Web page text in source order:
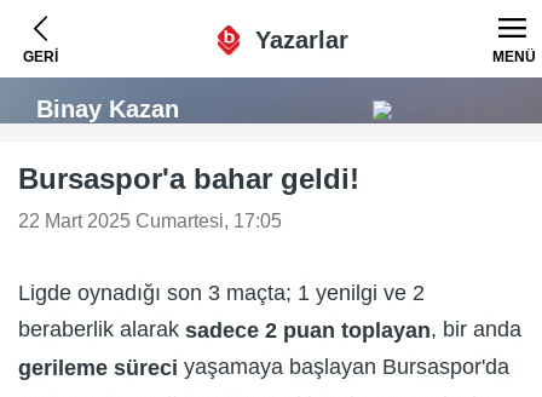
GERİ
Yazarlar
MENÜ
Binay Kazan
Bursaspor'a bahar geldi!
22 Mart 2025 Cumartesi, 17:05
Ligde oynadığı son 3 maçta; 1 yenilgi ve 2
beraberlik alarak sadece 2 puan toplayan, bir anda
gerileme süreci yaşamaya başlayan Bursaspor'da